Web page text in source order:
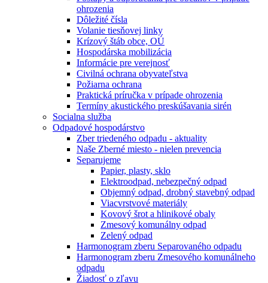
ohrozenia
Dôležité čísla
Volanie tiesňovej linky
Krízový štáb obce, OÚ
Hospodárska mobilizácia
Informácie pre verejnosť
Civilná ochrana obyvateľstva
Požiarna ochrana
Praktická príručka v prípade ohrozenia
Termíny akustického preskúšavania sirén
Socialna služba
Odpadové hospodárstvo
Zber triedeného odpadu - aktuality
Naše Zberné miesto - nielen prevencia
Separujeme
Papier, plasty, sklo
Elektroodpad, nebezpečný odpad
Objemný odpad, drobný stavebný odpad
Viacvrstvové materiály
Kovový šrot a hlinikové obaly
Zmesový komunálny odpad
Zelený odpad
Harmonogram zberu Separovaného odpadu
Harmonogram zberu Zmesového komunálneho
odpadu
Žiadosť o zľavu